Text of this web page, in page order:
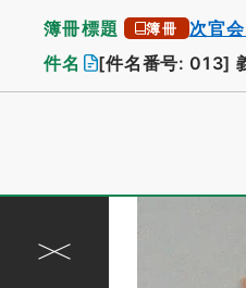
簿冊標題 簿冊 次官
件名 [件名番号: 013]